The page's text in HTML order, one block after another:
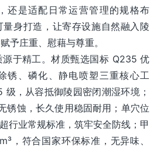
还是适配日常运营管理的规格布
量身打造，让寄存设施自然融入陵
予庄重、慰藉与尊重。
源于精工。材质甄选国标 Q235 优
锈、磷化、静电喷塑三重核心工
级，从容抵御陵园密闭潮湿环境；
锈蚀，长久使用稳固耐用；单穴位
行业常规标准，筑牢安全防线；甲
，符合国家环保标准，无异味、